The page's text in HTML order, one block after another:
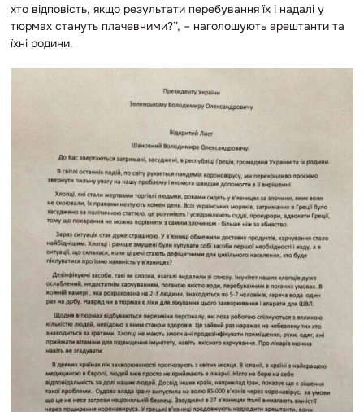
хто відповість, якщо результати перебування їх і надалі у
тюрмах стануть плачевними?”, – наголошують арештанти та
їхні родини.